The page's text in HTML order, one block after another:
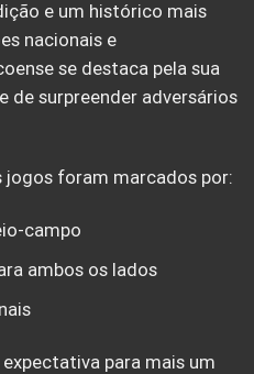
e um histórico mais
nacionais e
se destaca pela sua
de surpreender adversários
foram marcados por:
campo
ambos os lados
para mais um